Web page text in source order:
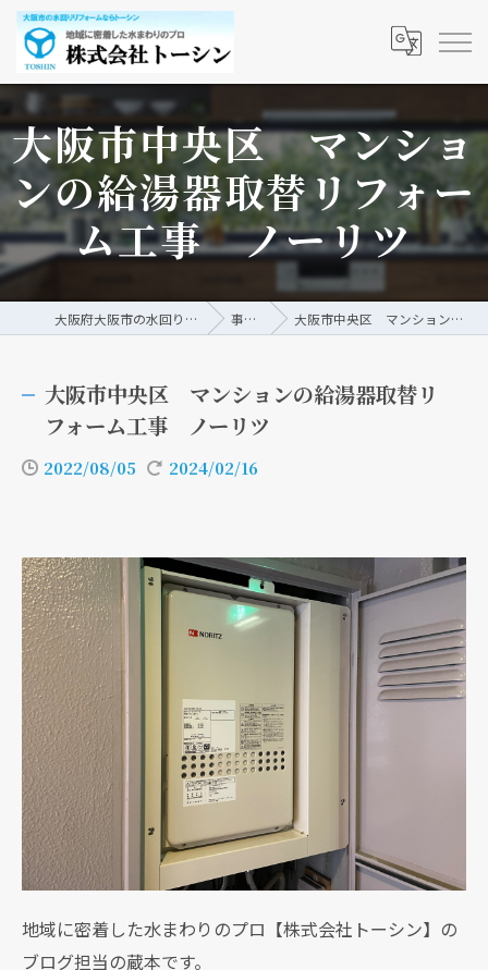
大阪市中央区 マンショ
ンの給湯器取替リフォー
ム工事 ノーリツ
大阪府大阪市の水回りリフォームなら株式会社トーシン 事例/ブログ 大阪市中央区 マンションの給湯器取替リフォーム工事 ノーリツ
大阪市中央区 マンションの給湯器取替リ
フォーム工事 ノーリツ
2022/08/05 2024/02/16
地域に密着した水まわりのプロ【株式会社トーシン】の
ブログ担当の蔵本です。